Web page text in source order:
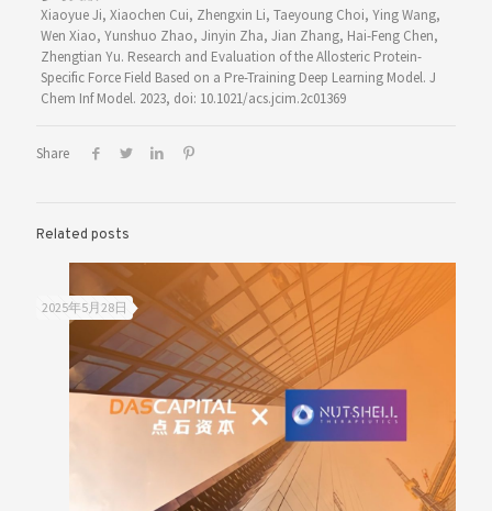
Xiaoyue Ji, Xiaochen Cui, Zhengxin Li, Taeyoung Choi, Ying Wang,
Wen Xiao, Yunshuo Zhao, Jinyin Zha, Jian Zhang, Hai-Feng Chen,
Zhengtian Yu. Research and Evaluation of the Allosteric Protein-
Specific Force Field Based on a Pre-Training Deep Learning Model. J
Chem Inf Model. 2023, doi: 10.1021/acs.jcim.2c01369
Share
Related posts
2025年5月28日